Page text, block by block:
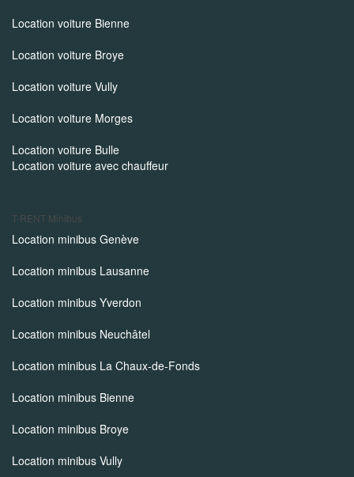
Location voiture Bienne
Location voiture Broye
Location voiture Vully
Location voiture Morges
Location voiture Bulle
Location voiture avec chauffeur
T-RENT Minibus
Location minibus Genève
Location minibus Lausanne
Location minibus Yverdon
Location minibus Neuchâtel
Location minibus La Chaux-de-Fonds
Location minibus Bienne
Location minibus Broye
Location minibus Vully